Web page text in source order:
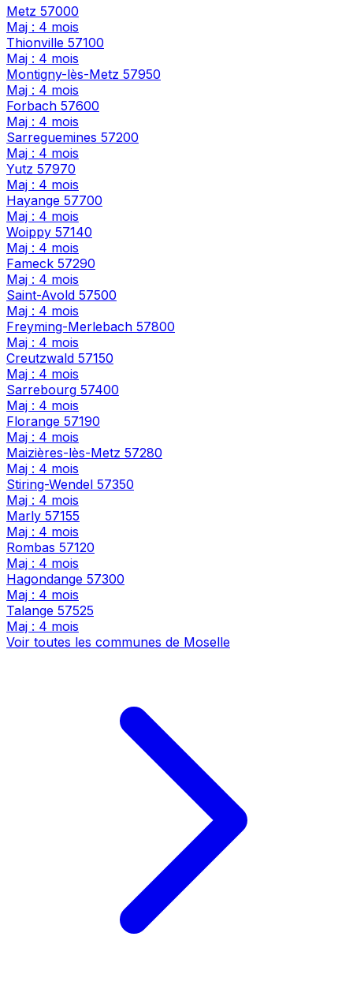
Metz 57000
Maj : 4 mois
Thionville 57100
Maj : 4 mois
Montigny-lès-Metz 57950
Maj : 4 mois
Forbach 57600
Maj : 4 mois
Sarreguemines 57200
Maj : 4 mois
Yutz 57970
Maj : 4 mois
Hayange 57700
Maj : 4 mois
Woippy 57140
Maj : 4 mois
Fameck 57290
Maj : 4 mois
Saint-Avold 57500
Maj : 4 mois
Freyming-Merlebach 57800
Maj : 4 mois
Creutzwald 57150
Maj : 4 mois
Sarrebourg 57400
Maj : 4 mois
Florange 57190
Maj : 4 mois
Maizières-lès-Metz 57280
Maj : 4 mois
Stiring-Wendel 57350
Maj : 4 mois
Marly 57155
Maj : 4 mois
Rombas 57120
Maj : 4 mois
Hagondange 57300
Maj : 4 mois
Talange 57525
Maj : 4 mois
Voir toutes les communes de Moselle